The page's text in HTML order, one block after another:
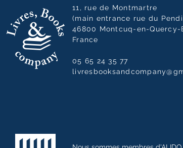
11, rue de Montmartre
(main entrance rue du
46800 Montcuq-en-Quercy-
France
05 65 24 35 77